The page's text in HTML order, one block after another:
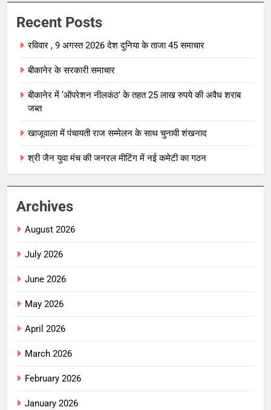
Recent Posts
रविवार , 9 अगस्त 2026 देश दुनिया के ताजा 45 समाचार
बीकानेर के सरकारी समाचार
बीकानेर में ‘ऑपरेशन नीलकंठ’ के तहत 25 लाख रुपये की अवैध शराब
जब्त
खाजूवाला में पंचायती राज सम्मेलन के साथ चुनावी शंखनाद
श्री जैन युवा मंच की जनरल मीटिंग में नई कमेटी का गठन
Archives
August 2026
July 2026
June 2026
May 2026
April 2026
March 2026
February 2026
January 2026